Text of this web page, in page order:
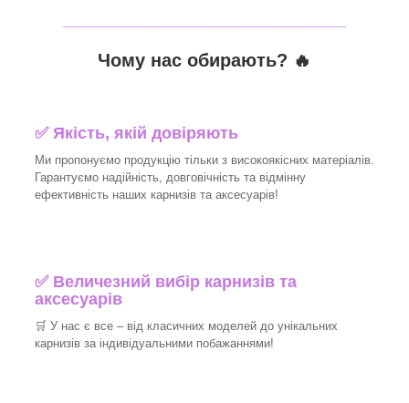
Чому нас обирають? 🔥
✅Якість, якій довіряють
Ми пропонуємо продукцію тільки з високоякісних матеріалів.
Гарантуємо надійність, довговічність та відмінну
ефективність наших карнизів та аксесуарів!​
✅ Величезний вибір карнизів та
аксесуарів
🛒 У нас є все – від класичних моделей до унікальних
карнизів за індивідуальними побажаннями!​